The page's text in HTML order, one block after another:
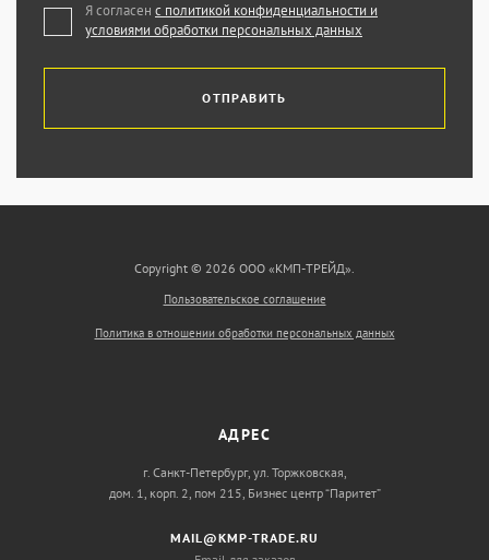
Я согласен с политикой конфиденциальности и
условиями обработки персональных данных
ОТПРАВИТЬ
Copyright © 2026 ООО «КМП-ТРЕЙД».
Пользовательское соглашение
Политика в отношении обработки персональных данных
АДРЕС
г. Санкт-Петербург, ул. Торжковская,
дом. 1, корп. 2, пом 215, Бизнес центр “Паритет”
MAIL@KMP-TRADE.RU